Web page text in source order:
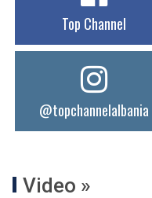
Top Channel
@topchannelalbania
Video »